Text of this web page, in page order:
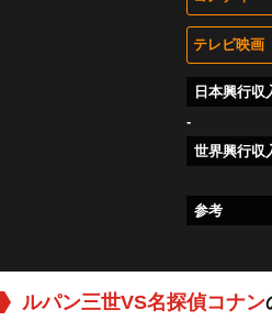
テレビ映画
日本興行収
-
世界興行収
参考
ルパン三世VS名探偵コナン